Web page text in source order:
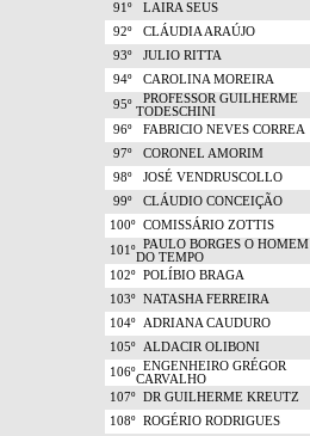
91º
LAIRA SEUS
92º
CLÁUDIA ARAÚJO
93º
JULIO RITTA
94º
CAROLINA MOREIRA
95º
PROFESSOR GUILHERME
TODESCHINI
96º
FABRICIO NEVES CORREA
97º
CORONEL AMORIM
98º
JOSÉ VENDRUSCOLLO
99º
CLÁUDIO CONCEIÇÃO
100º COMISSÁRIO ZOTTIS
101º PAULO BORGES O HOMEM
DO TEMPO
102º POLÍBIO BRAGA
103º NATASHA FERREIRA
104º ADRIANA CAUDURO
105º ALDACIR OLIBONI
106º ENGENHEIRO GRÉGOR
CARVALHO
107º DR GUILHERME KREUTZ
108º ROGÉRIO RODRIGUES